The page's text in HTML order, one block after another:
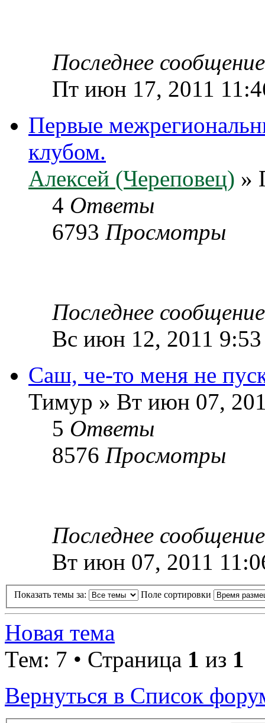
Последнее
Пт июн 17, 2011
Первые
клубом.
Алексей (Череповец) »
4 Ответы
6793 Просмотры
Последнее
Вс июн 12, 2011 9:53
Саш, че-то меня не
Тимур » Вт июн 07,
5 Ответы
8576 Просмотры
Последнее
Вт июн 07, 2011
Показать темы за: Поле сортировки
Новая тема
Тем: 7 • Страница 1 из 1
Вернуться в Список